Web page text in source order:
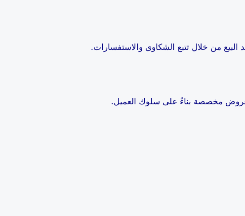
البيع من خلال تتبع الشكاوى والاستفسارات.
عروض مخصصة بناءً على سلوك العميل.